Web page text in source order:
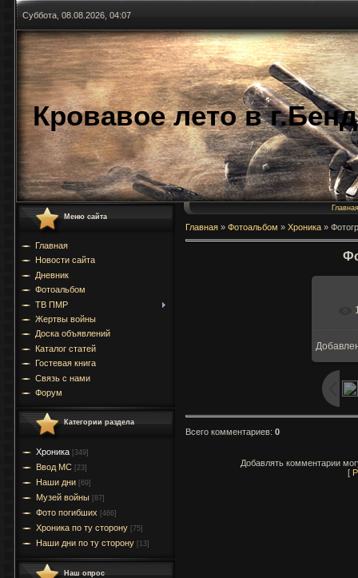
Суббота, 08.08.2026, 04:07
Кровавое лето в
Меню сайта
Главная
Новости сайта
Дневник
Фотоальбом
ТВ ПМР
Жертвы войны
Доска объявлений
Каталог статей
Гостевая книга
Связь с нами
Форум
Категории раздела
Хроника [349]
Ввод МC [23]
Наши дни [69]
Музей войны [87]
Фото погибших [466]
Хроника по ту сторону [75]
Наши дни по ту сторону [13]
Наш опрос
Главная
Главная » Фотоальбом » Хроника »
Всего комментариев: 0
Добавлять комментарии
[